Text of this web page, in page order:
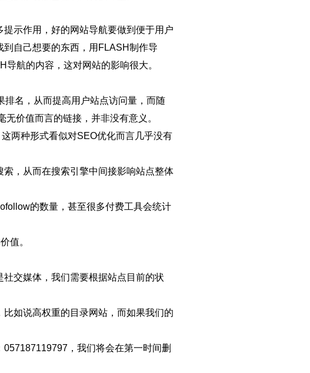
示作用，好的网站导航要做到便于用户
自己想要的东西，用FLASH制作导
航的内容，这对网站的影响很大。
名，从而提高用户站点访问量，而随
价值而言的链接，并非没有意义。
两种形式看似对SEO优化而言几乎没有
，从而在搜索引擎中间接影响站点整体
的数量，甚至很多付费工具会统计
值。
交媒体，我们需要根据站点目前的状
如说高权重的目录网站，而如果我们的
，我们将会在第一时间删